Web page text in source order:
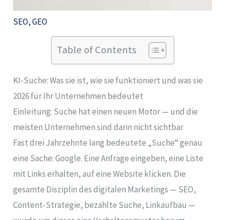
SEO,GEO
Table of Contents
KI-Suche: Was sie ist, wie sie funktioniert und was sie
2026 für Ihr Unternehmen bedeutet
Einleitung: Suche hat einen neuen Motor — und die
meisten Unternehmen sind darin nicht sichtbar
Fast drei Jahrzehnte lang bedeutete „Suche“ genau
eine Sache: Google. Eine Anfrage eingeben, eine Liste
mit Links erhalten, auf eine Website klicken. Die
gesamte Disziplin des digitalen Marketings — SEO,
Content-Strategie, bezahlte Suche, Linkaufbau —